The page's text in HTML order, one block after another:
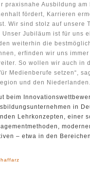
praxisnahe Ausbildung
fördert, Karrieren
Wir sind stolz auf unsere
Jubiläum ist für uns
weiterhin die
erfinden wir uns
So wollen wir auch in
Medienberufe setzen“,
und den Niederlanden.
beim
in
Lehrkonzepten, einer
– etwa in den